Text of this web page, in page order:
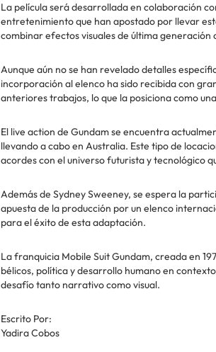
La película será desarrollada en colaboración
entretenimiento que han apostado por llevar
combinar efectos visuales de última
Aunque aún no se han revelado detalles
incorporación al elenco ha sido recibida con
anteriores trabajos, lo que la posiciona como
El live action de Gundam se encuentra
llevando a cabo en Australia. Este tipo de
acordes con el universo futurista y tecnológico
Además de Sydney Sweeney, se espera la
apuesta de la producción por un elenco
para el éxito de esta adaptación.
La franquicia Mobile Suit Gundam, creada en
bélicos, política y desarrollo humano en
desafío tanto narrativo como visual.
Escrito Por:
Yadira Cobos